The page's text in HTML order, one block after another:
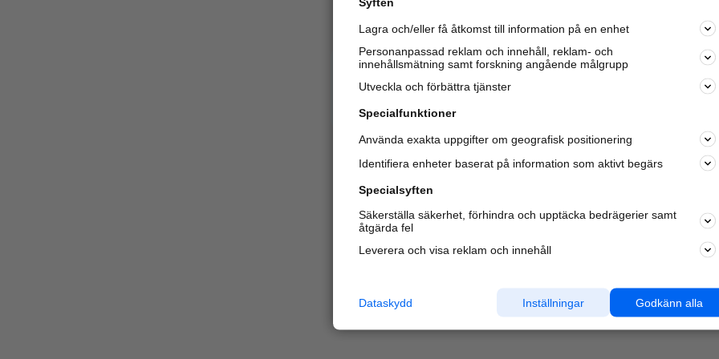
Varje vecka besöker du och 4 miljonerandra härliga
oss för att hitta rätt lokal information om företag,
Lagra och/eller få åtkomst till information på en enhet
Personanpassad reklam och innehåll, reklam- och
innehållsmätning samt forskning angående målgrupp
Utveckla och förbättra tjänster
Specialfunktioner
Använda exakta uppgifter om geografisk positionering
Identifiera enheter baserat på information som aktivt begärs
Specialsyften
Säkerställa säkerhet, förhindra och upptäcka bedrägerier samt
åtgärda fel
Leverera och visa reklam och innehåll
Godkänn alla
Inställningar
Dataskydd